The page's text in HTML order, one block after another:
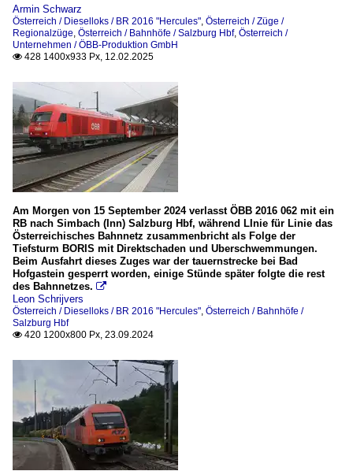
Armin Schwarz
Österreich / Dieselloks / BR 2016 "Hercules", Österreich / Züge /
Regionalzüge, Österreich / Bahnhöfe / Salzburg Hbf, Österreich /
Unternehmen / ÖBB-Produktion GmbH
 428 1400x933 Px, 12.02.2025
Am Morgen von 15 September 2024 verlasst ÖBB 2016 062 mit ein
RB nach Simbach (Inn) Salzburg Hbf, während LInie für Linie das
Österreichisches Bahnnetz zusammenbricht als Folge der
Tiefsturm BORIS mit Direktschaden und Uberschwemmungen.
Beim Ausfahrt dieses Zuges war der tauernstrecke bei Bad
Hofgastein gesperrt worden, einige Stünde später folgte die rest
des Bahnnetzes. 
Leon Schrijvers
Österreich / Dieselloks / BR 2016 "Hercules", Österreich / Bahnhöfe /
Salzburg Hbf
 420 1200x800 Px, 23.09.2024